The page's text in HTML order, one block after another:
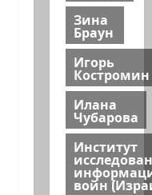
Зина
Браун
Игорь
Костромин
Илана
Чубарова
Институт
войн